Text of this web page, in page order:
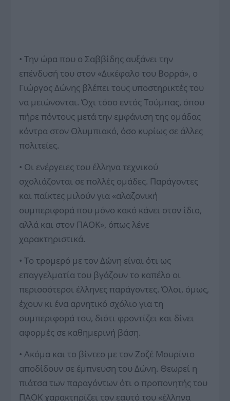
• Την ώρα που ο Σαββίδης αυξάνει την
επένδυσή του στον «Δικέφαλο του Βορρά», ο
Γιώργος Δώνης βλέπει τους υποστηρικτές του
να μειώνονται. Όχι τόσο εντός Τούμπας, όπου
πήρε πόντους μετά την εμφάνιση της ομάδας
κόντρα στον Ολυμπιακό, όσο κυρίως σε άλλες
πολιτείες.
• Οι ενέργειες του έλληνα τεχνικού
σχολιάζονται σε πολλές ομάδες. Παράγοντες
και παίκτες μιλούν για «αλαζονική
συμπεριφορά που μόνο κακό κάνει στον ίδιο,
αλλά και στον ΠΑΟΚ», όπως λένε
χαρακτηριστικά.
• Το τρομερό με τον Δώνη είναι ότι ως
επαγγελματία του βγάζουν το καπέλο οι
περισσότεροι έλληνες παράγοντες. Όλοι, όμως,
έχουν κι ένα αρνητικό σχόλιο για τη
συμπεριφορά του, διότι φροντίζει και δίνει
αφορμές σε καθημερινή βάση.
• Ακόμα και το βίντεο με τον Ζοζέ Μουρίνιο
αποδίδουν σε έμπνευση του Δώνη. Θεωρεί η
πιάτσα των παραγόντων ότι ο προπονητής του
ΠΑΟΚ χαρακτηρίζει τον εαυτό του «έλληνα